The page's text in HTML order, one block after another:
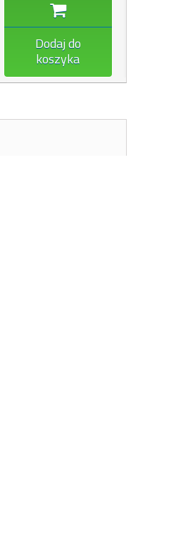
Dodaj do
koszyka